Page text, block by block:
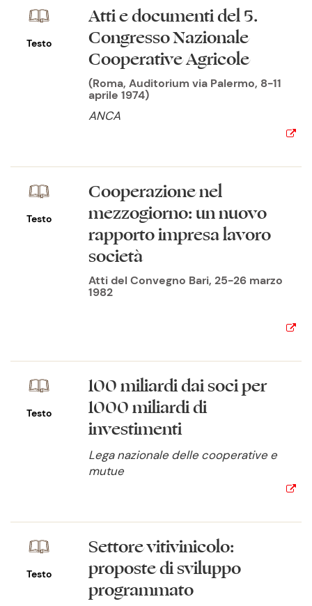
Testo
Atti e documenti del 5.
Congresso Nazionale
Cooperative Agricole
(Roma, Auditorium via Palermo, 8-11
aprile 1974)
ANCA
Testo
Cooperazione nel
mezzogiorno: un nuovo
rapporto impresa lavoro
società
Atti del Convegno Bari, 25-26 marzo
1982
Testo
100 miliardi dai soci per
1000 miliardi di
investimenti
Lega nazionale delle cooperative e
mutue
Testo
Settore vitivinicolo:
proposte di sviluppo
programmato